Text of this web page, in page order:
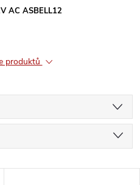
AC ASBELL12
produktů